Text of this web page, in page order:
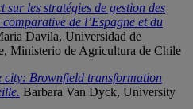
les stratégies de gestion des
de l’Espagne et du
Davila, Universidad de
Ministerio de Agricultura de Chile
city: Brownfield transformation
. Barbara Van Dyck, University